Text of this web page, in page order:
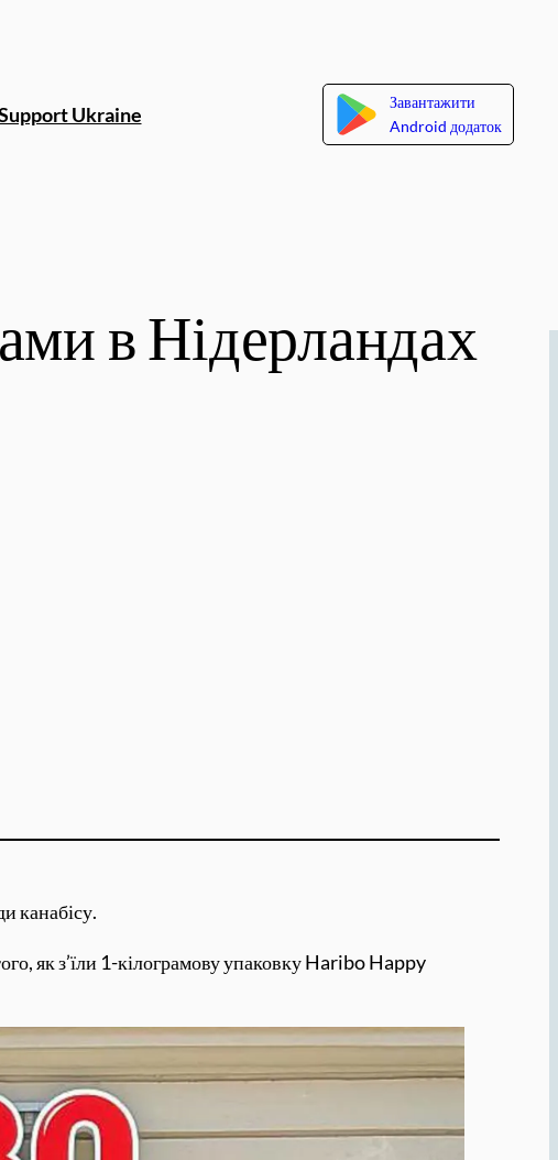
Ukraine
Завантажити
Android додаток
в Нідерландах
канабісу.
як з’їли 1-кілограмову упаковку Haribo Happy